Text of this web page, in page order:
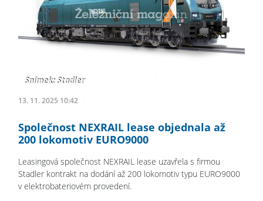
13. 11. 2025 10:42
Společnost NEXRAIL lease objednala až
200 lokomotiv EURO9000
Leasingová společnost NEXRAIL lease uzavřela s firmou
Stadler kontrakt na dodání až 200 lokomotiv typu EURO9000
v elektrobateriovém provedení.